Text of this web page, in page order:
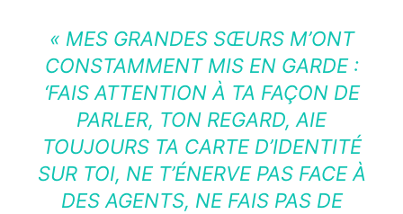
« MES GRANDES SŒURS M’ONT
CONSTAMMENT MIS EN GARDE :
‘FAIS ATTENTION À TA FAÇON DE
PARLER, TON REGARD, AIE
TOUJOURS TA CARTE D’IDENTITÉ
SUR TOI, NE T’ÉNERVE PAS FACE À
DES AGENTS, NE FAIS PAS DE